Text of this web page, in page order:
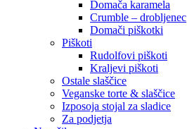
Domača karamela
Crumble – drobljenec
Domači piškotki
Piškoti
Rudolfovi piškoti
Kraljevi piškoti
Ostale slaščice
Veganske torte & slaščice
Izposoja stojal za sladice
Za podjetja